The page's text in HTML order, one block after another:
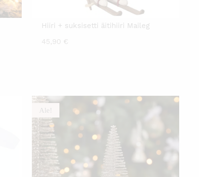
Hiiri + suksisetti äitihiiri Maileg
45,90 €
Ale!